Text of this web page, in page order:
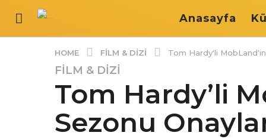
Anasayfa
HOME FILM & DIZI Tom Hardy'li
1
y
a
FILM & DIZI
Tom Hardy’li
Sezonu